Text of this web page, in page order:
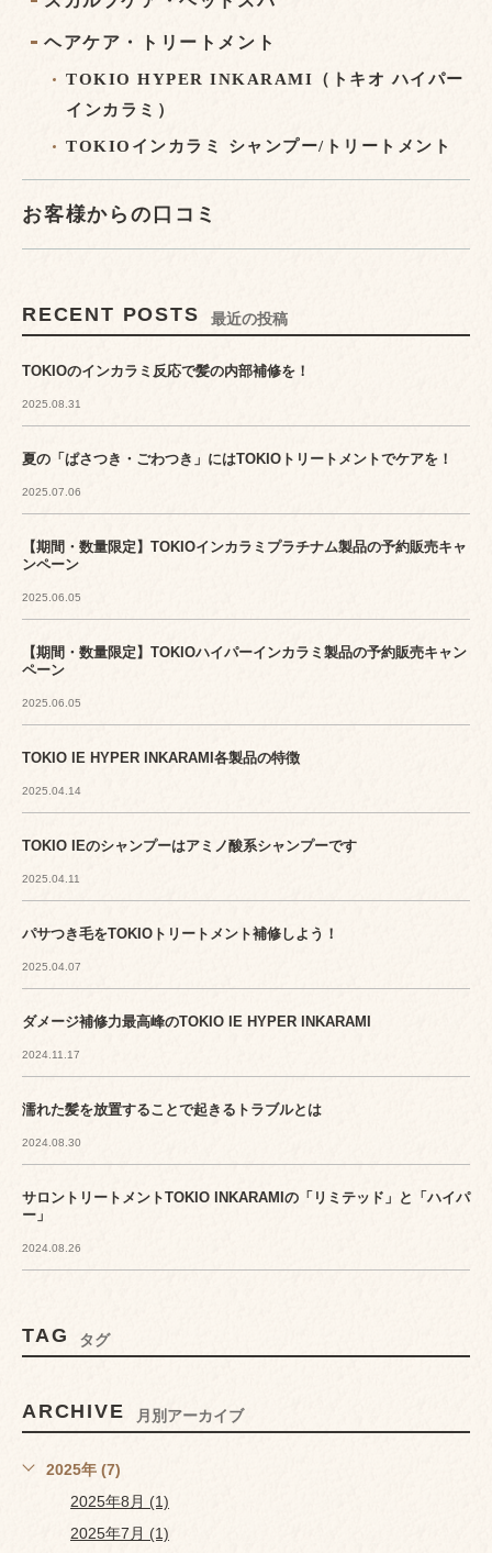
ヘアケア・トリートメント
TOKIO HYPER INKARAMI（トキオ ハイパー
インカラミ）
TOKIOインカラミ シャンプー/トリートメント
お客様からの口コミ
RECENT POSTS 最近の投稿
TOKIOのインカラミ反応で髪の内部補修を！
2025.08.31
夏の「ぱさつき・ごわつき」にはTOKIOトリートメントでケアを！
2025.07.06
【期間・数量限定】TOKIOインカラミプラチナム製品の予約販売キャ
ンペーン
2025.06.05
【期間・数量限定】TOKIOハイパーインカラミ製品の予約販売キャン
ペーン
2025.06.05
TOKIO IE HYPER INKARAMI各製品の特徴
2025.04.14
TOKIO IEのシャンプーはアミノ酸系シャンプーです
2025.04.11
パサつき毛をTOKIOトリートメント補修しよう！
2025.04.07
ダメージ補修力最高峰のTOKIO IE HYPER INKARAMI
2024.11.17
濡れた髪を放置することで起きるトラブルとは
2024.08.30
サロントリートメントTOKIO INKARAMIの「リミテッド」と「ハイパ
ー」
2024.08.26
TAG タグ
ARCHIVE 月別アーカイブ
2025年 (7)
2025年8月 (1)
2025年7月 (1)